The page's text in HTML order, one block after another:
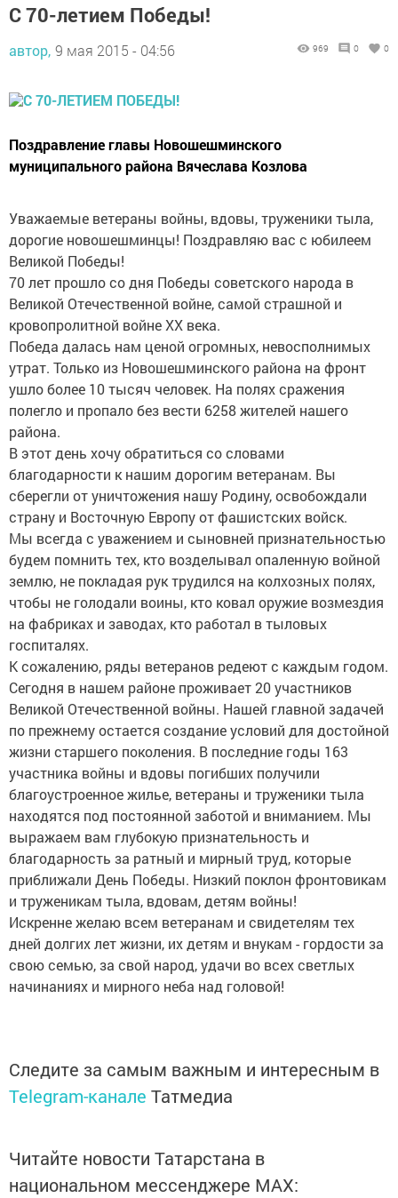
С 70-летием Победы!
автор, 9 мая 2015 - 04:56 969 0 0
Поздравление главы Новошешминского
муниципального района Вячеслава Козлова
Уважаемые ветераны войны, вдовы, труженики тыла,
дорогие новошешминцы! Поздравляю вас с юбилеем
Великой Победы!
70 лет прошло со дня Победы советского народа в
Великой Отечественной войне, самой страшной и
кровопролитной войне ХХ века.
Победа далась нам ценой огромных, невосполнимых
утрат. Только из Новошешминского района на фронт
ушло более 10 тысяч человек. На полях сражения
полегло и пропало без вести 6258 жителей нашего
района.
В этот день хочу обратиться со словами
благодарности к нашим дорогим ветеранам. Вы
сберегли от уничтожения нашу Родину, освобождали
страну и Восточную Европу от фашистских войск.
Мы всегда с уважением и сыновней признательностью
будем помнить тех, кто возделывал опаленную войной
землю, не покладая рук трудился на колхозных полях,
чтобы не голодали воины, кто ковал оружие возмездия
на фабриках и заводах, кто работал в тыловых
госпиталях.
К сожалению, ряды ветеранов редеют с каждым годом.
Сегодня в нашем районе проживает 20 участников
Великой Отечественной войны. Нашей главной задачей
по прежнему остается создание условий для достойной
жизни старшего поколения. В последние годы 163
участника войны и вдовы погибших получили
благоустроенное жилье, ветераны и труженики тыла
находятся под постоянной заботой и вниманием. Мы
выражаем вам глубокую признательность и
благодарность за ратный и мирный труд, которые
приближали День Победы. Низкий поклон фронтовикам
и труженикам тыла, вдовам, детям войны!
Искренне желаю всем ветеранам и свидетелям тех
дней долгих лет жизни, их детям и внукам - гордости за
свою семью, за свой народ, удачи во всех светлых
начинаниях и мирного неба над головой!
Следите за самым важным и интересным в
Telegram-канале Татмедиа
Читайте новости Татарстана в
национальном мессенджере MАХ: